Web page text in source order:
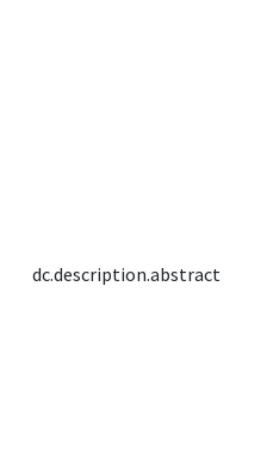
dc.description.abstract